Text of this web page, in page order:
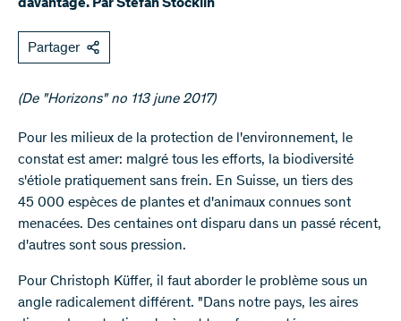
davantage. Par Stefan Stöcklin
Partager
(De "Horizons" no 113 june 2017)​​​
Pour les milieux de la protection de l'environnement, le
constat est amer: malgré tous les efforts, la biodiversité
s'étiole pratiquement sans frein. En Suisse, un tiers des
45 000 espèces de plantes et d'animaux connues sont
menacées. Des centaines ont disparu dans un passé récent,
d'autres sont sous pression.
Pour Christoph Küffer, il faut aborder le problème sous un
angle radicalement différent. "Dans notre pays, les aires